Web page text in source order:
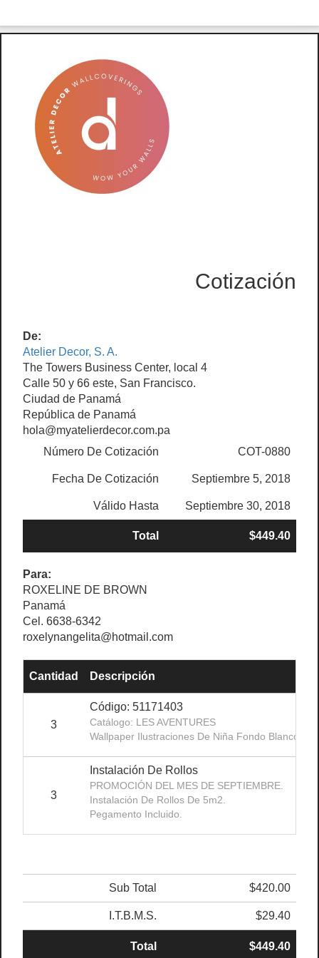
Cotización
De:
Atelier Decor, S. A.
The Towers Business Center, local 4
Calle 50 y 66 este, San Francisco.
Ciudad de Panamá
República de Panamá
hola@myatelierdecor.com.pa
Número De Cotización
COT-0880
Fecha De Cotización Septiembre 5, 2018
Válido Hasta Septiembre 30, 2018
Total $449.40
Para:
ROXELINE DE BROWN
Panamá
Cel. 6638-6342
roxelynangelita@hotmail.com
Cantidad Descripción
3
Código: 51171403
Catálogo: LES AVENTURES
Wallpaper Ilustraciones De Niña Fondo Blanco.
3
Instalación De Rollos
PROMOCIÓN DEL MES DE SEPTIEMBRE.
Instalación De Rollos De 5m2.
Pegamento Incluido.
Sub Total $420.00
I.T.B.M.S. $29.40
Total $449.40